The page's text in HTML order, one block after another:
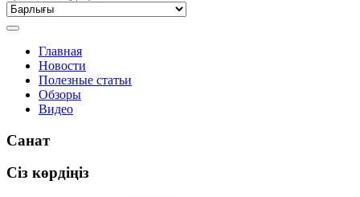
Главная
Новости
Полезные статьи
Обзоры
Видео
Санат
Сіз көрдіңіз